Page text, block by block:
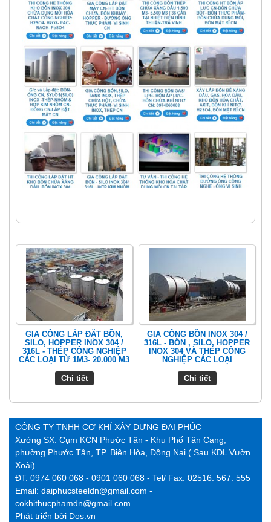
GIA CÔNG LẮP ĐẶT BỒN,
SILO, HOPPER INOX 304 /
316L - THÉP CÔNG NGHIỆP
CÁC LOẠI TỪ 1M3- 20.000 M3
Chi tiết
GIA CÔNG BỒN INOX 304 /
316L - BỒN , SILO, HOPPER
INOX 304 VÀ THÉP CÔNG
NGHIỆP CÁC LOẠI
Chi tiết
CÔNG TY TNHH CƠ KHÍ XÂY DỰNG ĐẠI PHÚC
Xưởng SX: Cụm KCN Phước Tân - Khu Phố Tân Cang,
phường Phước Tân, TP. Biên Hòa, Đồng Nai.( Sau KDL Vườn
Xoài).
ĐT: 0974 060 068 - 0901 060 068 - Tel/ Fax: 02516. 567. 555
Email: daiphucsteeldn@gmail.com -
cokhithucphamdn@gmail.com
Phát triển bởi Dos.vn